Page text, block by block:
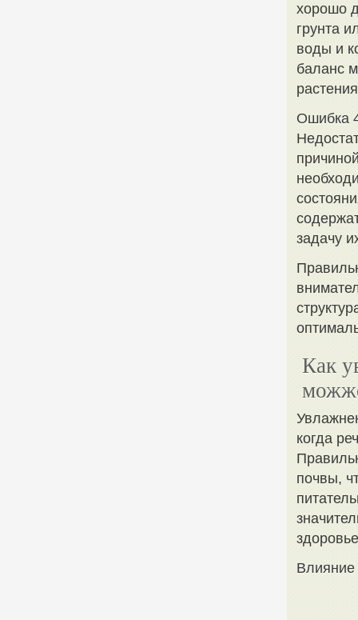
хорошо
грунта
воды и
баланс
Ошибка
задачу
Как
когда
почвы,
Влияние